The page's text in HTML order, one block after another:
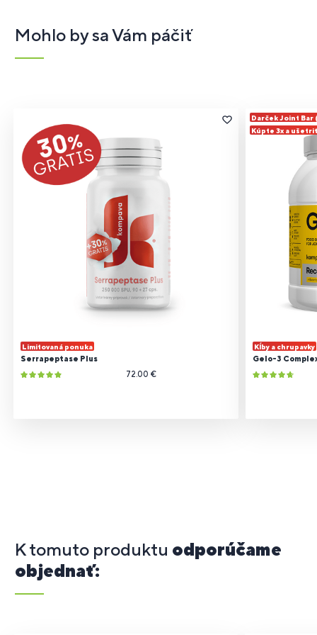
Mohlo by sa Vám páčiť
Limitovaná ponuka
Serrapeptase Plus
72.00 €
Darček Joint Bar
Kúpte 3x a
Kĺby a chrupavky
Gelo-3
K tomuto produktu odporúčame
objednať: